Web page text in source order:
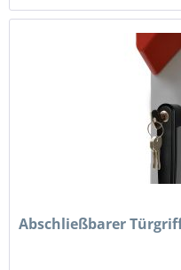
Abschließbarer